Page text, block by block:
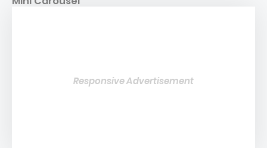
Responsive Advertisement